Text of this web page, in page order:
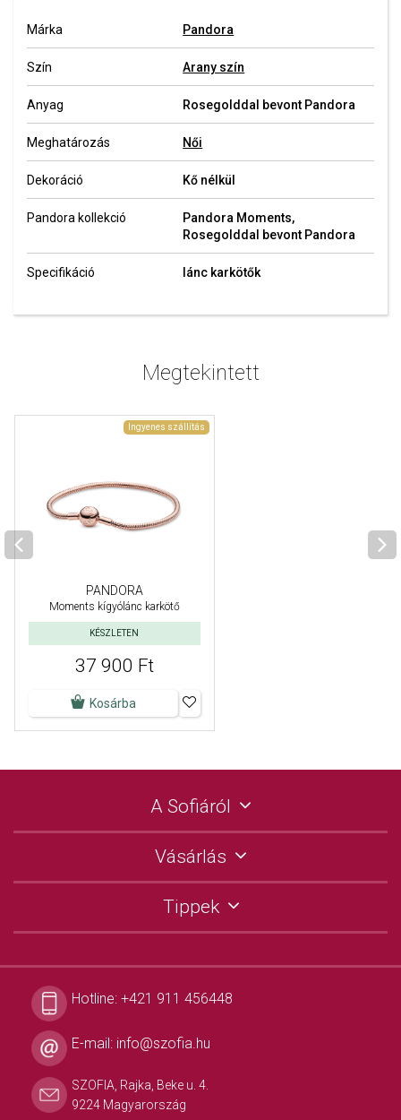
Márka Pandora
Szín Arany szín
Anyag Rosegolddal bevont Pandora
Meghatározás Női
Dekoráció Kő nélkül
Pandora kollekció
Pandora Moments,
Rosegolddal bevont Pandora
Specifikáció lánc karkötők
Megtekintett
Ingyenes szállítás
PANDORA
Moments kígyólánc karkötő
KÉSZLETEN
37 900 Ft
Kosárba
A Sofiáról
Vásárlás
Tippek
Hotline: +421 911 456448
E-mail: info@szofia.hu
SZOFIA, Rajka, Beke u. 4.
9224 Magyarország